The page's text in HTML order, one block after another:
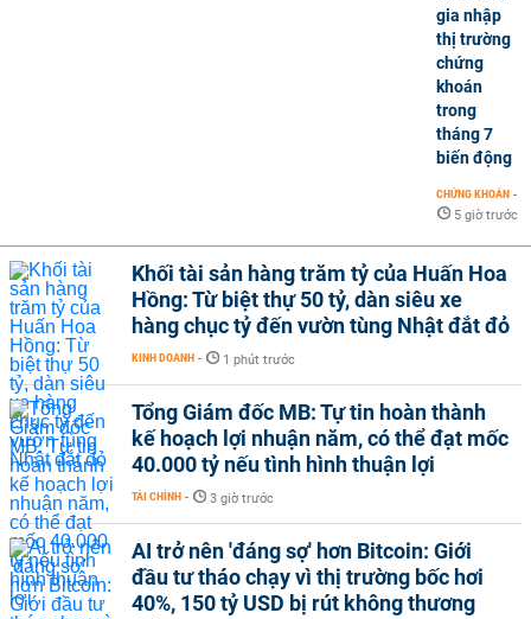
gia nhập
thị trường
chứng
khoán
trong
tháng 7
biến động
CHỨNG KHOÁN -
5 giờ trước
Khối tài sản hàng trăm tỷ của Huấn Hoa
Hồng: Từ biệt thự 50 tỷ, dàn siêu xe
hàng chục tỷ đến vườn tùng Nhật đắt đỏ
KINH DOANH - 1 phút trước
Tổng Giám đốc MB: Tự tin hoàn thành
kế hoạch lợi nhuận năm, có thể đạt mốc
40.000 tỷ nếu tình hình thuận lợi
TÀI CHÍNH - 3 giờ trước
AI trở nên 'đáng sợ' hơn Bitcoin: Giới
đầu tư tháo chạy vì thị trường bốc hơi
40%, 150 tỷ USD bị rút không thương